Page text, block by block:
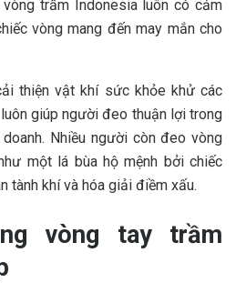
trầm Indonesia luôn có cảm
vòng mang đến may mắn cho
thiện vật khí sức khỏe khử các
giúp người đeo thuận lợi trong
Nhiều người còn đeo vòng
một lá bùa hộ mệnh bởi chiếc
tành khí và hóa giải điềm xấu.
vòng tay trầm